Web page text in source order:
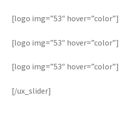
[logo img=”53″ hover=”color”]
[logo img=”53″ hover=”color”]
[logo img=”53″ hover=”color”]
[/ux_slider]